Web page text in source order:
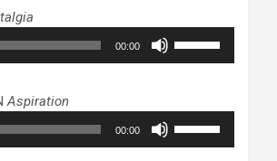
pour
augmenter
ou
volume.
00:00
pour
augmenter
ou
Aspiration
00:00